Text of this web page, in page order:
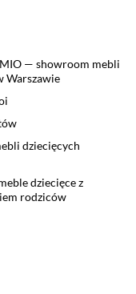
— showroom mebli
Warszawie
dziecięcych
dziecięce z
rodziców